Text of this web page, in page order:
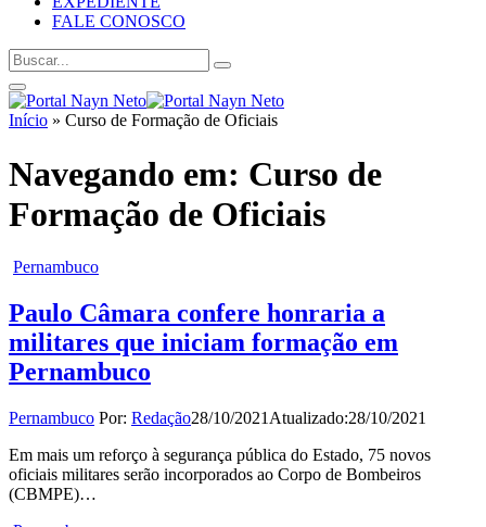
FALE CONOSCO
Início » Curso de Formação de Oficiais
Navegando em: Curso de
Formação de Oficiais
Pernambuco
Paulo Câmara confere honraria a
militares que iniciam formação em
Pernambuco
Pernambuco Por: Redação28/10/2021 Atualizado:28/10/2021
Em mais um reforço à segurança pública do Estado, 75 novos
oficiais militares serão incorporados ao Corpo de Bombeiros
(CBMPE)…